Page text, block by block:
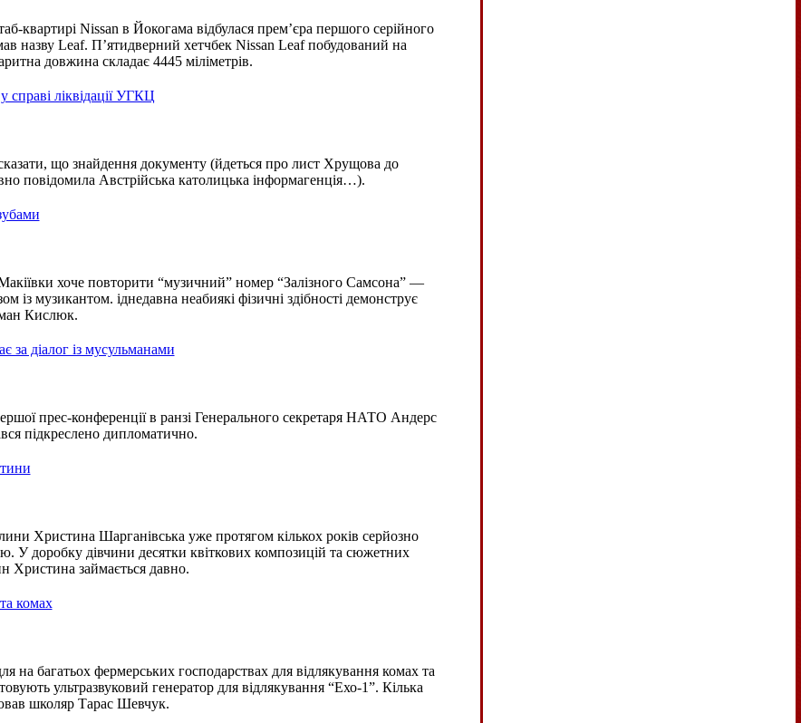
квартирі Nissan в Йокогама відбулася прем’єра першого серійного
назву Leaf. П’ятидверний хетчбек Nissan Leaf побудований на
довжина складає 4445 міліметрів.
ліквідації УГКЦ
що знайдення документу (йдеться про лист Хрущова до
повідомила Австрійська католицька інформагенція…).
хоче повторити “музичний” номер “Залізного Самсона” —
із музикантом. іднедавна неабиякі фізичні здібності демонструє
Кислюк.
діалог із мусульманами
прес-конференції в ранзі Генерального секретаря НАТО Андерс
підкреслено дипломатично.
Христина Шарганівська уже протягом кількох років серйозно
У доробку дівчини десятки квіткових композицій та сюжетних
Христина займається давно.
комах
на багатьох фермерських господарствах для відлякування комах та
ультразвуковий генератор для відлякування “Ехо-1”. Кілька
школяр Тарас Шевчук.